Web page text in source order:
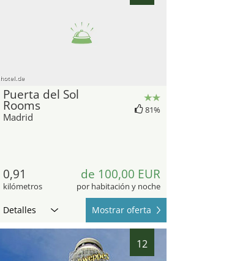
hotel.de
Puerta del Sol
Rooms
Madrid
81%
0,91
kilómetros
de 100,00 EUR
por habitación y noche
Detalles Mostrar oferta
12